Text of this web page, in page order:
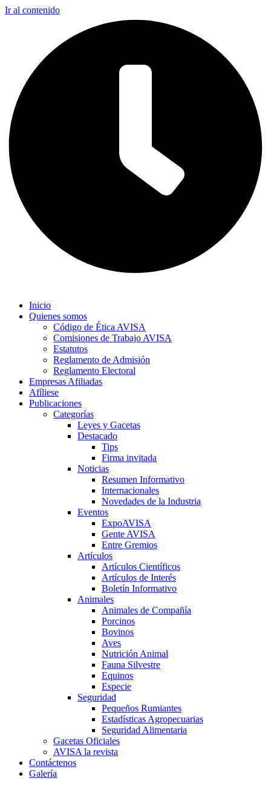
Ir al contenido
Inicio
Quienes somos
Código de Ética AVISA
Comisiones de Trabajo AVISA
Estatutos
Reglamento de Admisión
Reglamento Electoral
Empresas Afiliadas
Afíliese
Publicaciones
Categorías
Leyes y Gacetas
Destacado
Tips
Firma invitada
Noticias
Resumen Informativo
Internacionales
Novedades de la Industria
Eventos
ExpoAVISA
Gente AVISA
Entre Gremios
Artículos
Artículos Científicos
Artículos de Interés
Boletín Informativo
Animales
Animales de Compañía
Porcinos
Bovinos
Aves
Nutrición Animal
Fauna Silvestre
Equinos
Especie
Seguridad
Pequeños Rumiantes
Estadísticas Agropecuarias
Seguridad Alimentaria
Gacetas Oficiales
AVISA la revista
Contáctenos
Galería